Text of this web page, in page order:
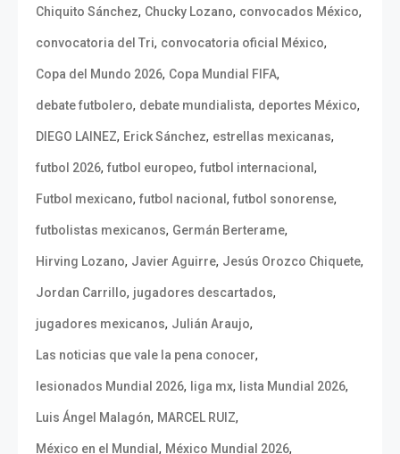
Chiquito Sánchez, Chucky Lozano, convocados México,
convocatoria del Tri, convocatoria oficial México,
Copa del Mundo 2026, Copa Mundial FIFA,
debate futbolero, debate mundialista, deportes México,
DIEGO LAINEZ, Erick Sánchez, estrellas mexicanas,
futbol 2026, futbol europeo, futbol internacional ,
Futbol mexicano, futbol nacional , futbol sonorense,
futbolistas mexicanos, Germán Berterame,
Hirving Lozano, Javier Aguirre, Jesús Orozco Chiquete,
Jordan Carrillo, jugadores descartados,
jugadores mexicanos, Julián Araujo,
Las noticias que vale la pena conocer,
lesionados Mundial 2026, liga mx, lista Mundial 2026,
Luis Ángel Malagón, MARCEL RUIZ,
México en el Mundial , México Mundial 2026,